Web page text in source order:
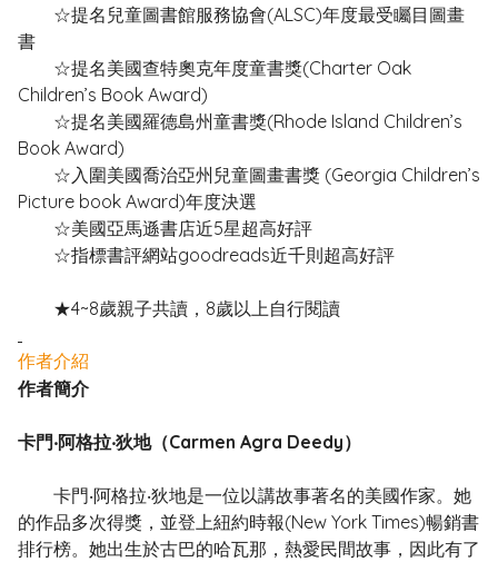
☆提名兒童圖書館服務協會(ALSC)年度最受矚目圖畫
書
☆提名美國查特奧克年度童書獎(Charter Oak
Children’s Book Award)
☆提名美國羅德島州童書獎(Rhode Island Children’s
Book Award)
☆入圍美國喬治亞州兒童圖畫書獎 (Georgia Children’s
Picture book Award)年度決選
☆美國亞馬遜書店近5星超高好評
☆指標書評網站goodreads近千則超高好評
★4~8歲親子共讀，8歲以上自行閱讀
作者介紹
作者簡介
卡門‧阿格拉‧狄地（Carmen Agra Deedy）
卡門‧阿格拉‧狄地是一位以講故事著名的美國作家。她
的作品多次得獎，並登上紐約時報(New York Times)暢銷書
排行榜。她出生於古巴的哈瓦那，熱愛民間故事，因此有了